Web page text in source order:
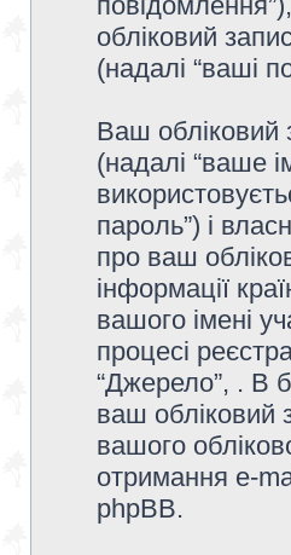
обліковий
(надалі “ваші
Ваш обліковий
(надалі “ваше
пароль”) і
про ваш
інформації
вашого імені
процесі
“Джерело”, . В
ваш обліковий
вашого
отримання e-
phpBB.